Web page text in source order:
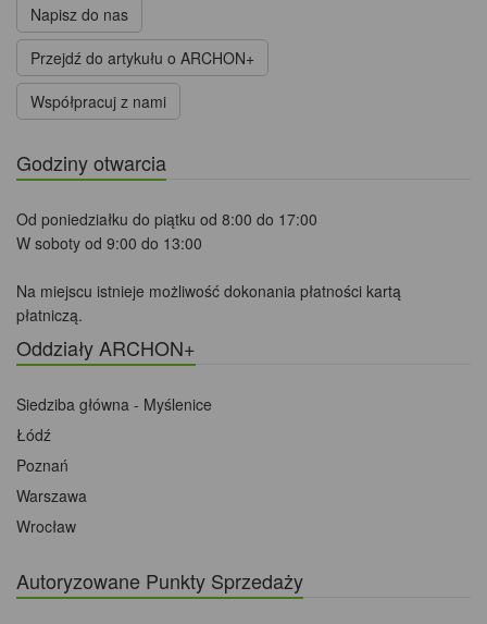
Napisz do nas
Przejdź do artykułu o ARCHON+
Współpracuj z nami
Godziny otwarcia
Od poniedziałku do piątku od 8:00 do 17:00
W soboty od 9:00 do 13:00
Na miejscu istnieje możliwość dokonania płatności kartą
płatniczą.
Oddziały ARCHON+
Siedziba główna - Myślenice
Łódź
Poznań
Warszawa
Wrocław
Autoryzowane Punkty Sprzedaży